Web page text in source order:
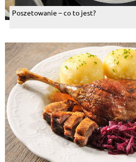
Poszetowanie – co to jest?